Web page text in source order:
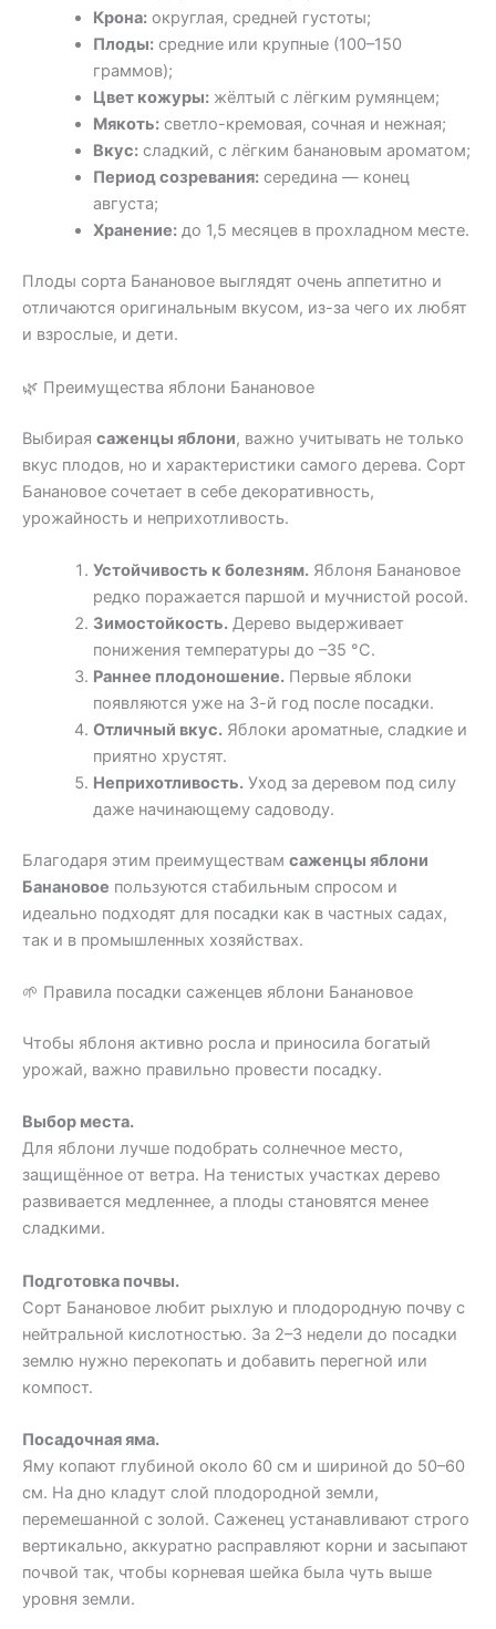
Крона:округлая, средней густоты;
Плоды:средние или крупные (100–150
граммов);
Цвет кожуры:жёлтый с лёгким румянцем;
Мякоть:светло-кремовая, сочная и нежная;
Вкус:сладкий, с лёгким банановым ароматом;
Период созревания:середина — конец
августа;
Хранение:до 1,5 месяцев в прохладном месте.
Плоды сорта Банановое выглядят очень аппетитно и
отличаются оригинальным вкусом, из-за чего их любят
и взрослые, и дети.
🌿 Преимущества яблони Банановое
Выбирая саженцы яблони, важно учитывать не только
вкус плодов, но и характеристики самого дерева. Сорт
Банановое сочетает в себе декоративность,
урожайность и неприхотливость.
Устойчивость к болезням.Яблоня Банановое
редко поражается паршой и мучнистой росой.
Зимостойкость.Дерево выдерживает
понижения температуры до –35 °C.
Раннее плодоношение.Первые яблоки
появляются уже на 3-й год после посадки.
Отличный вкус.Яблоки ароматные, сладкие и
приятно хрустят.
Неприхотливость.Уход за деревом под силу
даже начинающему садоводу.
Благодаря этим преимуществам саженцы яблони
Банановое пользуются стабильным спросом и
идеально подходят для посадки как в частных садах,
так и в промышленных хозяйствах.
🌱 Правила посадки саженцев яблони Банановое
Чтобы яблоня активно росла и приносила богатый
урожай, важно правильно провести посадку.
Выбор места.
Для яблони лучше подобрать солнечное место,
защищённое от ветра. На тенистых участках дерево
развивается медленнее, а плоды становятся менее
сладкими.
Подготовка почвы.
Сорт Банановое любит рыхлую и плодородную почву с
нейтральной кислотностью. За 2–3 недели до посадки
землю нужно перекопать и добавить перегной или
компост.
Посадочная яма.
Яму копают глубиной около 60 см и шириной до 50–60
см. На дно кладут слой плодородной земли,
перемешанной с золой. Саженец устанавливают строго
вертикально, аккуратно расправляют корни и засыпают
почвой так, чтобы корневая шейка была чуть выше
уровня земли.